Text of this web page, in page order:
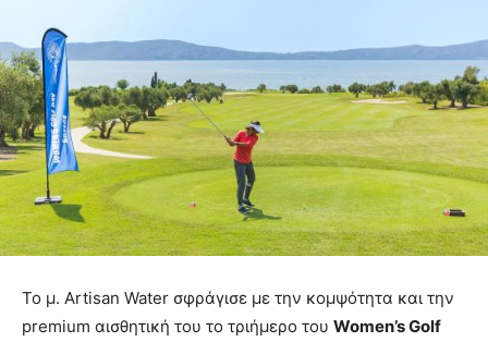
Το μ. Artisan Water σφράγισε με την κομψότητα και την
premium αισθητική του το τριήμερο του Women’s Golf